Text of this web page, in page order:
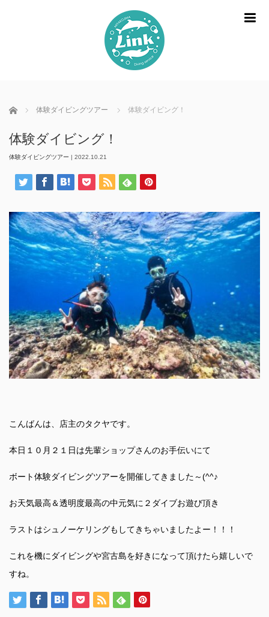
ホーム 体験ダイビングツアー 体験ダイビング！
体験ダイビング！
体験ダイビングツアー | 2022.10.21
こんばんは、店主のタクヤです。
本日１０月２１日は先輩ショップさんのお手伝いにて
ボート体験ダイビングツアーを開催してきました～(^^♪
お天気最高＆透明度最高の中元気に２ダイブお遊び頂き
ラストはシュノーケリングもしてきちゃいましたよー！！！
これを機にダイビングや宮古島を好きになって頂けたら嬉しいで
すね。